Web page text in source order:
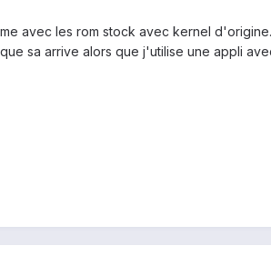
avec les rom stock avec kernel
sa arrive alors que j'utilise une appli